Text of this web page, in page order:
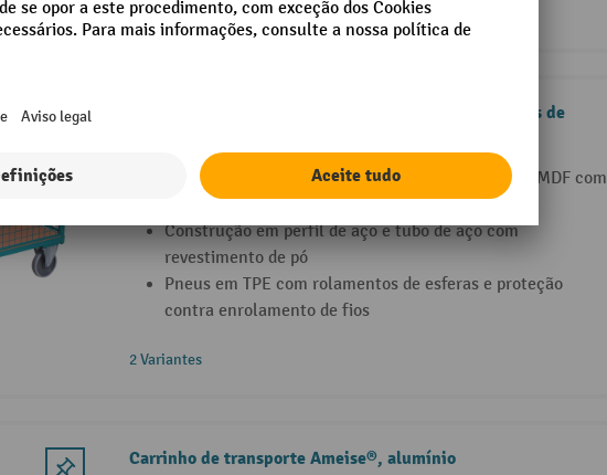
2 Variantes
Carrinho de plataforma Ameise®, 4 lados com painéis de
Superfície de carregamento traseira em placa de MDF com
capacidade de carga de 500 kg
Construção em perfil de aço e tubo de aço com
revestimento de pó
Pneus em TPE com rolamentos de esferas e proteção
contra enrolamento de fios
2 Variantes
Carrinho de transporte Ameise®, alumínio